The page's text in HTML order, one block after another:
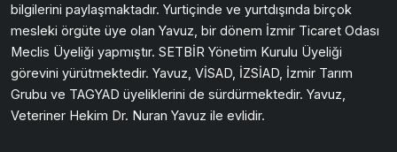
bilgilerini paylaşmaktadır. Yurtiçinde ve yurtdışında birçok
mesleki örgüte üye olan Yavuz, bir dönem İzmir Ticaret Odası
Meclis Üyeliği yapmıştır. SETBİR Yönetim Kurulu Üyeliği
görevini yürütmektedir. Yavuz, VİSAD, İZSİAD, İzmir Tarım
Grubu ve TAGYAD üyeliklerini de sürdürmektedir. Yavuz,
Veteriner Hekim Dr. Nuran Yavuz ile evlidir.